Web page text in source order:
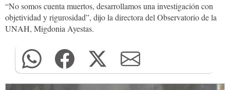
“No somos cuenta muertos, desarrollamos una investigación con
objetividad y rigurosidad”, dijo la directora del Observatorio de la
UNAH, Migdonia Ayestas.